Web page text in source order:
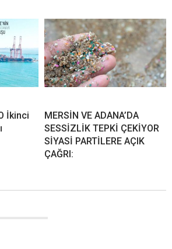
İkinci
MERSİN VE ADANA’DA
SESSİZLİK TEPKİ ÇEKİYOR
SİYASİ PARTİLERE AÇIK
ÇAĞRI: